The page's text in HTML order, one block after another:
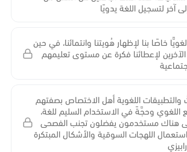
آخر لتسجيل اللغة يدويًا
خاصًا بنا لإظهار هُويتنا وانتمائنا، في حين
لإعطائنا فكرة عن مستوى تعليمهم
والتطبيقات اللغوية أهل الاختصاص بصفتهم
اللغوي وحجَّةً في الاستخدام السليم للغة،
هناك مستخدمون يفضلون تجنب الفصحى
اللهجات السوقية والأشكال المبتكرة